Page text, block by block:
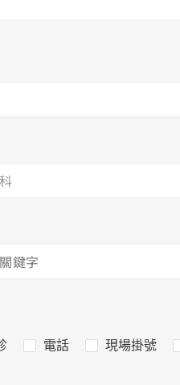
電話 現場掛號